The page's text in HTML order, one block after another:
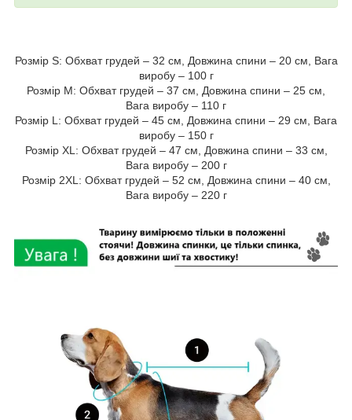
Розмір S: Обхват грудей – 32 см, Довжина спини – 20 см, Вага
виробу – 100 г
Розмір M: Обхват грудей – 37 см, Довжина спини – 25 см,
Вага виробу – 110 г
Розмір L: Обхват грудей – 45 см, Довжина спини – 29 см, Вага
виробу – 150 г
Розмір XL: Обхват грудей – 47 см, Довжина спини – 33 см,
Вага виробу – 200 г
Розмір 2XL: Обхват грудей – 52 см, Довжина спини – 40 см,
Вага виробу – 220 г